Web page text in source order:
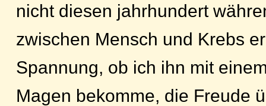
nicht diesen jahrhundert
zwischen Mensch und Krebs
Spannung, ob ich ihn mit
Magen bekomme, die Freude